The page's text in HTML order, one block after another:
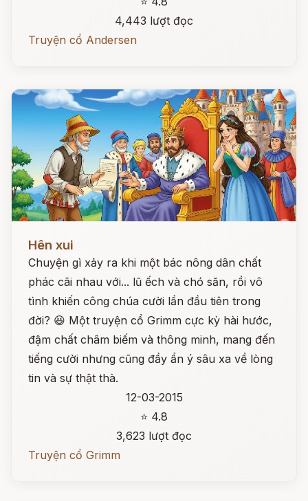
4,443 lượt đọc
Truyện cổ Andersen
Hên xui
Chuyện gì xảy ra khi một bác nông dân chất
phác cãi nhau với... lũ ếch và chó săn, rồi vô
tình khiến công chúa cười lần đầu tiên trong
đời? 😆 Một truyện cổ Grimm cực kỳ hài hước,
đậm chất châm biếm và thông minh, mang đến
tiếng cười nhưng cũng đầy ẩn ý sâu xa về lòng
tin và sự thật thà.
12-03-2015
⭐ 4.8
3,623 lượt đọc
Truyện cổ Grimm